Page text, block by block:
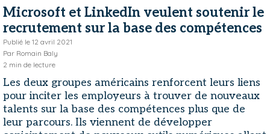
Microsoft et LinkedIn veulent soutenir le
recrutement sur la base des compétences
Publié le 12 avril 2021
Par Romain Baly
2 min de lecture
Les deux groupes américains renforcent leurs liens
pour inciter les employeurs à trouver de nouveaux
talents sur la base des compétences plus que de
leur parcours. Ils viennent de développer